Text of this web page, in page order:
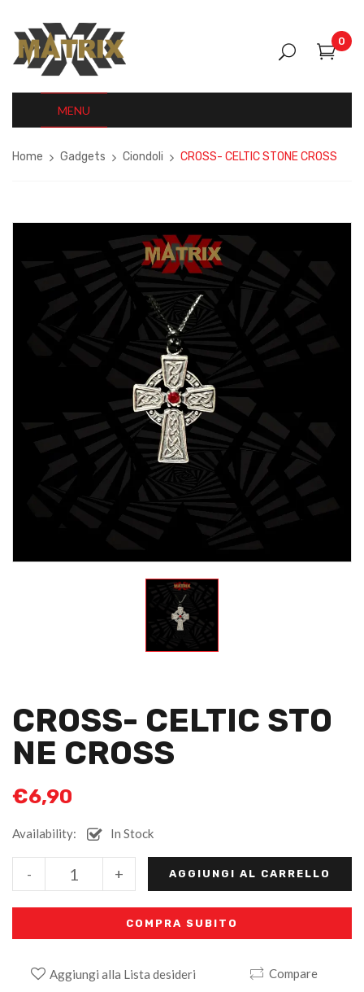
0
MENU
Home Gadgets Ciondoli CROSS- CELTIC STONE CROSS
CROSS- CELTIC STO
NE CROSS
€6,90
Availability: In Stock
+
- AGGIUNGI AL CARRELLO
COMPRA SUBITO
Aggiungi alla Lista desideri Compare
Alternative: